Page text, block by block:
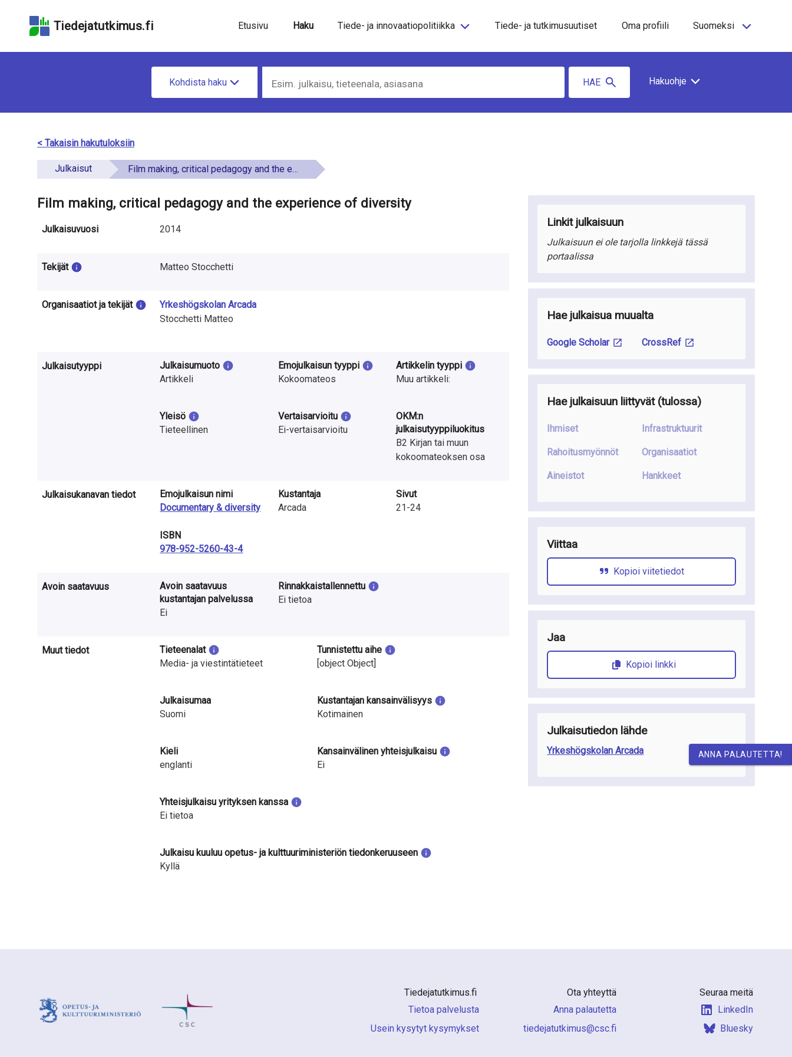
hakukenttään
sivun
saavutettavuusselosteeseen
Tiedejatutkimus.fi Etusivu Haku Tiede- ja innovaatiopolitiikka Tiede- ja tutkimusuutiset Oma profiili Suomeksi
d
e
Kohdista haku HAE Hakuohje
< Takaisin hakutuloksiin
Julkaisut Film making, critical pedagogy and the experience of diversity
Film making, critical pedagogy and the experience of diversity
Julkaisuvuosi 2014
Tekijät Matteo Stocchetti
Organisaatiot ja tekijät
Yrkeshögskolan Arcada
Stocchetti Matteo
Julkaisutyyppi
Julkaisumuoto
Artikkeli
Emojulkaisun tyyppi
Kokoomateos
Artikkelin tyyppi
Muu artikkeli:
Yleisö
Tieteellinen
Vertaisarvioitu
Ei-vertaisarvioitu
OKM:n
julkaisutyyppiluokitus
B2 Kirjan tai muun
kokoomateoksen osa
Julkaisukanavan tiedot
Emojulkaisun nimi
Documentary & diversity
Kustantaja
Arcada
Sivut
21-24
ISBN
978-952-5260-43-4
Avoin saatavuus
Avoin saatavuus
kustantajan palvelussa
Ei
Rinnakkaistallennettu
Ei tietoa
Muut tiedot
Tieteenalat
Media- ja viestintätieteet
Tunnistettu aihe
[object Object]
Julkaisumaa
Suomi
Kustantajan kansainvälisyys
Kotimainen
Kieli
englanti
Kansainvälinen yhteisjulkaisu
Ei
Yhteisjulkaisu yrityksen kanssa
Ei tietoa
Julkaisu kuuluu opetus- ja kulttuuriministeriön tiedonkeruuseen
Kyllä
Linkit julkaisuun
Julkaisuun ei ole tarjolla linkkejä tässä
portaalissa
Hae julkaisua muualta
Google Scholar CrossRef
Hae julkaisuun liittyvät(tulossa)
Ihmiset
Rahoitusmyönnöt
Aineistot
Infrastruktuurit
Organisaatiot
Hankkeet
Viittaa
Kopioi viitetiedot
Jaa
Kopioi linkki
Julkaisutiedon lähde
Yrkeshögskolan Arcada
Tiedejatutkimus.fi
Tietoa palvelusta
Usein kysytyt kysymykset
Ota yhteyttä
Anna palautetta
if.csc@sumiktutajedeit
Seuraa meitä
LinkedIn
Bluesky
ANNA PALAUTETTA!